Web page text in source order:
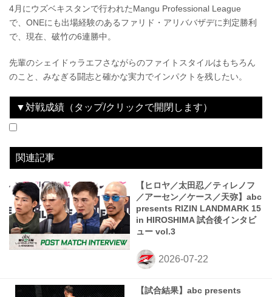
4月にウズベキスタンで行われたMangu Professional League
で、ONEにも出場経験のあるファリド・アリババザデに判定勝利
で、現在、破竹の6連勝中。
先輩のシェイドゥラエフさながらのファイトスタイルはもちろん
のこと、みなぎる闘志と確かな実力でインパクトを残したい。
▼対戦成績（タップ/クリックで開閉します）
関連記事
【ヒロヤ／太田忍／ティレノフ
／アーセン／ケース／天弥】abc
presents RIZIN LANDMARK 15
in HIROSHIMA 試合後インタビ
ュー vol.3
【試合結果】abc presents